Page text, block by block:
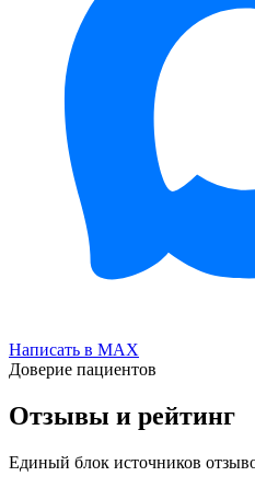
Написать в MAX
Доверие пациентов
Отзывы и рейтинг
Единый блок источников